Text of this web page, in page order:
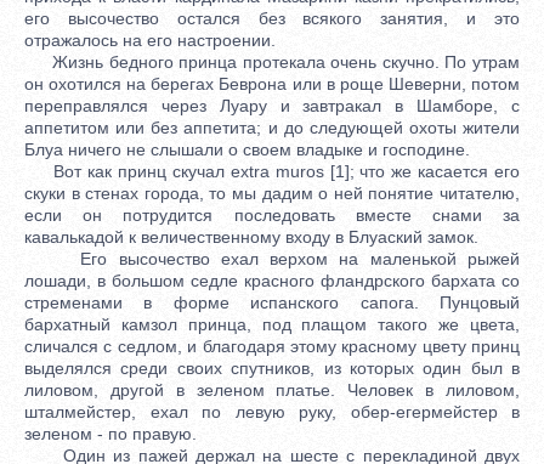
его высочество остался без всякого занятия, и это
отражалось на его настроении.
Жизнь бедного принца протекала очень скучно. По утрам
он охотился на берегах Беврона или в роще Шеверни, потом
переправлялся через Луару и завтракал в Шамборе, с
аппетитом или без аппетита; и до следующей охоты жители
Блуа ничего не слышали о своем владыке и господине.
Вот как принц скучал extra muros [1]; что же касается его
скуки в стенах города, то мы дадим о ней понятие читателю,
если он потрудится последовать вместе снами за
кавалькадой к величественному входу в Блуаский замок.
Его высочество ехал верхом на маленькой рыжей
лошади, в большом седле красного фландрского бархата со
стременами в форме испанского сапога. Пунцовый
бархатный камзол принца, под плащом такого же цвета,
сличался с седлом, и благодаря этому красному цвету принц
выделялся среди своих спутников, из которых один был в
лиловом, другой в зеленом платье. Человек в лиловом,
шталмейстер, ехал по левую руку, обер-егермейстер в
зеленом - по правую.
Один из пажей держал на шесте с перекладиной двух